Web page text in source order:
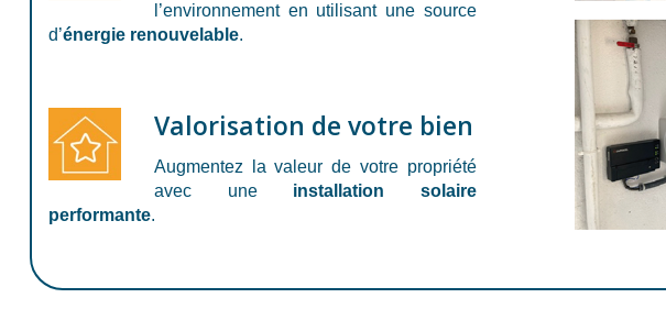
l’environnement en utilisant une source
d’énergie renouvelable.
Valorisation de votre bien
Augmentez la valeur de votre propriété
avec une installation solaire
performante.